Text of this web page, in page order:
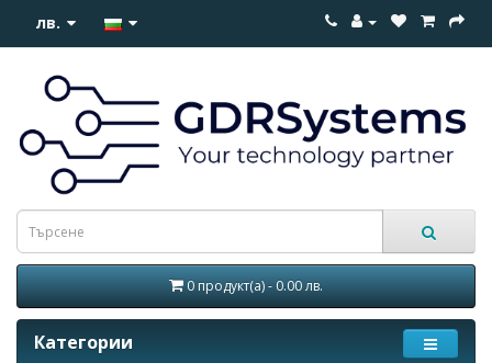
лв.
0 продукт(а) - 0.00 лв.
Категории